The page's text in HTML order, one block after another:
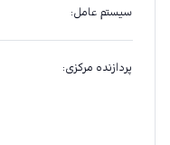
سیستم عامل:
پردازنده مرکزی: